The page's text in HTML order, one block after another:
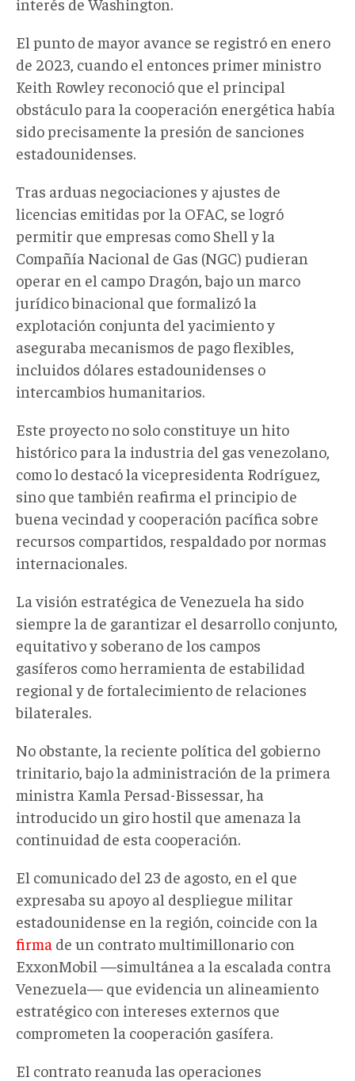
El punto de mayor avance se registró en enero
de 2023, cuando el entonces primer ministro
Keith Rowley reconoció que el principal
obstáculo para la cooperación energética había
sido precisamente la presión de sanciones
estadounidenses.
Tras arduas negociaciones y ajustes de
licencias emitidas por la OFAC, se logró
permitir que empresas como Shell y la
Compañía Nacional de Gas (NGC) pudieran
operar en el campo Dragón, bajo un marco
jurídico binacional que formalizó la
explotación conjunta del yacimiento y
aseguraba mecanismos de pago flexibles,
incluidos dólares estadounidenses o
intercambios humanitarios.
Este proyecto no solo constituye un hito
histórico para la industria del gas venezolano
como lo destacó la vicepresidenta Rodríguez,
sino que también reafirma el principio de
buena vecindad y cooperación pacífica sobre
recursos compartidos, respaldado por normas
internacionales.
La visión estratégica de Venezuela ha sido
siempre la de garantizar el desarrollo conjunto,
equitativo y soberano de los campos
gasíferos como herramienta de estabilidad
regional y de fortalecimiento de relaciones
bilaterales.
No obstante, la reciente política del gobierno
trinitario, bajo la administración de la primera
ministra Kamla Persad-Bissessar, ha
introducido un giro hostil que amenaza la
continuidad de esta cooperación.
El comunicado del 23 de agosto, en el que
expresaba su apoyo al despliegue militar
estadounidense en la región, coincide con la
firma de un contrato multimillonario con
ExxonMobil —simultánea a la escalada contra
Venezuela— que evidencia un alineamiento
estratégico con intereses externos que
comprometen la cooperación gasífera.
El contrato reanuda las operaciones